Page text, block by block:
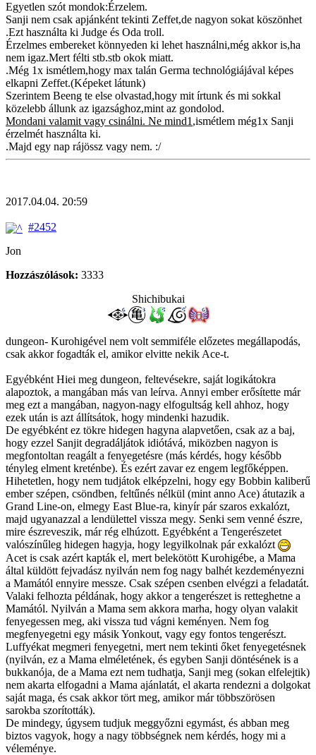
Egyetlen szót mondok:Érzelem.
Sanji nem csak apjánként tekinti Zeffet,de nagyon sokat köszönhet
.Ezt használta ki Judge és Oda troll.
Érzelmes embereket könnyeden ki lehet használni,még akkor is,ha
nem igaz.Mert félti stb.stb okok miatt.
.Még 1x ismétlem,hogy max talán Germa technológiájával képes
elkapni Zeffet.(Képeket látunk)
Szerintem Beeng te else olvastad,hogy mit írtunk és mi sokkal
közelebb állunk az igazsághoz,mint az gondolod.
Mondani valamit vagy csinálni. Ne mind1 ,ismétlem még1x Sanji
érzelmét használta ki.
.Majd egy nap rájössz vagy nem. :/
2017.04.04. 20:59
#2452
Jon
Hozzászólások: 3333
Shichibukai
dungeon- Kurohigével nem volt semmiféle előzetes megállapodás,
csak akkor fogadták el, amikor elvitte nekik Ace-t.
Egyébként Hiei meg dungeon, feltevésekre, saját logikátokra
alapoztok, a mangában más van leírva. Annyi ember erősítette már
meg ezt a mangában, nagyon-nagy elfogultság kell ahhoz, hogy
ezek után is azt állítsátok, hogy mindenki hazudik.
De egyébként ez tökre hidegen hagyna alapvetően, csak az a baj,
hogy ezzel Sanjit degradáljátok idiótává, miközben nagyon is
megfontoltan reagált a fenyegetésre (más kérdés, hogy később
tényleg elment kreténbe). És ezért zavar ez engem legfőképpen.
Hihetetlen, hogy nem tudjátok elképzelni, hogy egy Bobbin kaliberű
ember szépen, csöndben, feltűnés nélkül (mint anno Ace) átutazik a
Grand Line-on, elmegy East Blue-ra, kinyír pár szaros exkalózt,
majd ugyanazzal a lendülettel vissza megy. Senki sem venné észre,
mire észreveszik, már rég elhúzott. Egyébként a Tengerészetet
valószínűleg hidegen hagyja, hogy legyilkolnak pár exkalózt
Acet is csak azért kapták el, mert belekötött Kurohigébe, a Mama
által küldött fejvadász nyilván nem fog nagy balhét kezdeményezni
a Mamától ennyire messze. Csak szépen csenben elvégzi a feladatát.
Valaki felhozta példának, hogy akkor a tengerészet is retteghetne a
Mamától. Nyilván a Mama sem akkora marha, hogy olyan valakit
fenyegessen meg, aki vissza tud vágni keményen. Nem fog
megfenyegetni egy másik Yonkout, vagy egy fontos tengerészt.
Luffyékat megmeri fenyegetni, mert nem tekinti őket fenyegetésnek
(nyilván, ez a Mama elméletének, és egyben Sanji döntésének is a
bukkanója, de a Mama ezt nem tudhatja, Sanji meg (sokan elfelejtik)
nem akarta elfogadni a Mama ajánlatát, el akarta rendezni a dolgokat
saját maga, és csak akkor tört meg, amikor már többszörösen
sarokba szorították).
De mindegy, úgysem tudjuk meggyőzni egymást, és abban meg
biztos vagyok, hogy a nagy többségnek nem kérdés, hogy mi a
véleménye.